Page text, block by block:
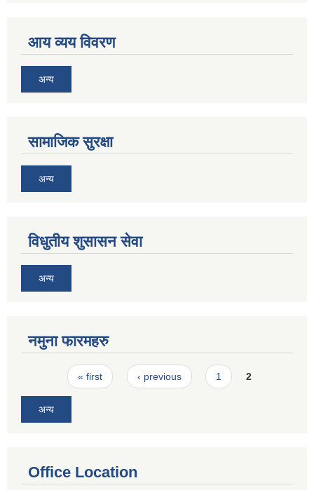
आय व्यय विवरण
अन्य
सामाजिक सुरक्षा
अन्य
विधुतीय शुसासन सेवा
अन्य
नमुना फारमहरु
Pages« first ‹ previous 1 2
अन्य
Office Location